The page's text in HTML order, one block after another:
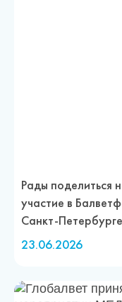
Рады поделиться
участие в
Санкт-
23.06.2026